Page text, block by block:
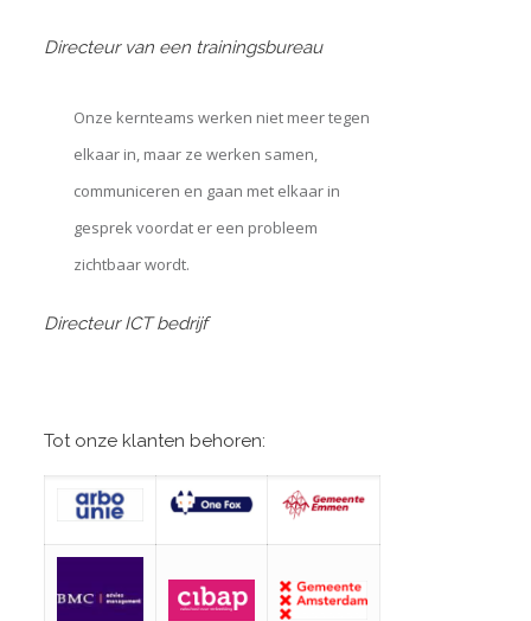
Directeur van een trainingsbureau
Onze kernteams werken niet meer tegen
elkaar in, maar ze werken samen,
communiceren en gaan met elkaar in
gesprek voordat er een probleem
zichtbaar wordt.
Directeur ICT bedrijf
Tot onze klanten behoren: